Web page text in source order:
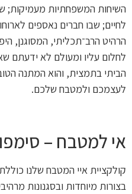
השיחות המשפחתיות מעמיקות;
לחיים; שבו חברים נאספים
הרהיט הרב־תכליתי, המסוגנן,
לחלום עליו ומעולם לא ידעתם
הביתי בתמצית, והוא המתנה
לעצמכם ולמטבח שלכם.
אי למטבח –
קולקציית איי המטבח שלנו
בצורות מיוחדות ובסגנונות